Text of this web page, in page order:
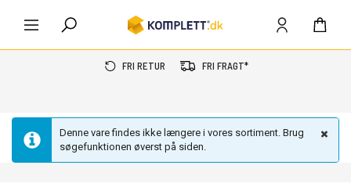
FRI RETUR FRI FRAGT*
Denne vare findes ikke længere i vores sortiment. Brug
søgefunktionen øverst på siden.